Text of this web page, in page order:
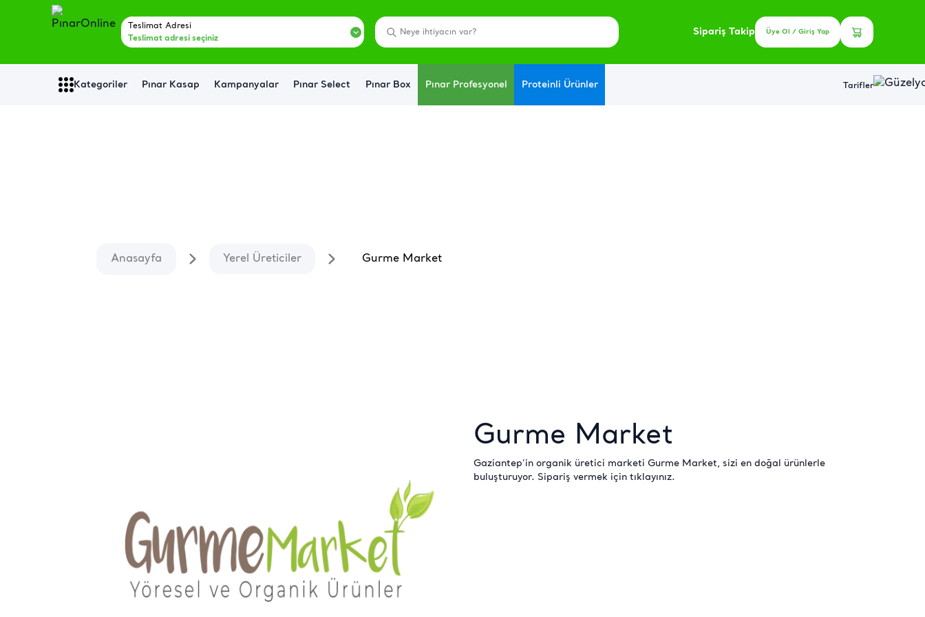
Teslimat Adresi
Teslimat adresi seçiniz
Sipariş Takip Üye Ol / Giriş Yap
Kategoriler Pınar Kasap Kampanyalar Pınar Select Pınar Box Pınar Profesyonel Proteinli Ürünler Tarifler
Anasayfa Yerel Üreticiler Gurme Market
Gurme Market
Gaziantep’in organik üretici marketi Gurme Market, sizi en doğal ürünlerle
buluşturuyor. Sipariş vermek için tıklayınız.